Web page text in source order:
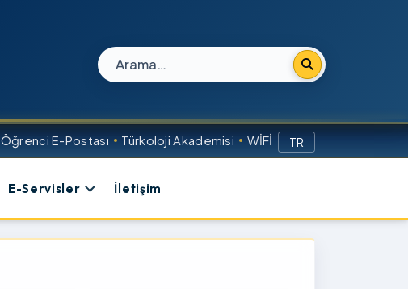
Site içi arama
Öğrenci E-Postası Türkoloji Akademisi WİFİ TR
E-Servisler İletişim